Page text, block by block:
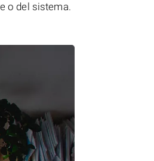
o del sistema.